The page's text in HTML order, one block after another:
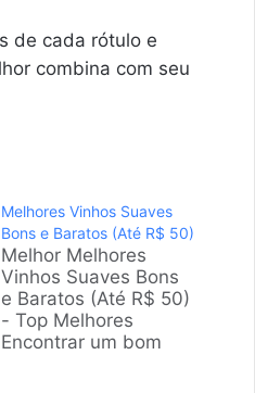
de cada rótulo e
combina com seu
Melhores Vinhos Suaves
Bons e Baratos (Até R$ 50)
Melhor Melhores
Vinhos Suaves Bons
e Baratos (Até R$ 50)
- Top Melhores
Encontrar um bom